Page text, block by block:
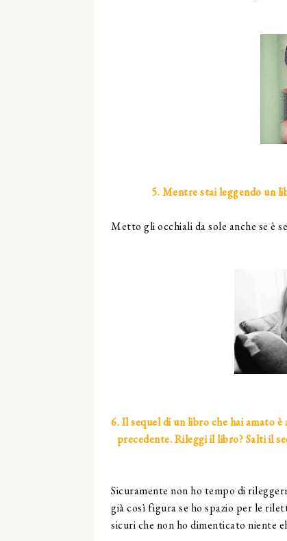
5. Mentre stai leggendo un
Metto gli occhiali da sole anche se è
6. Il sequel di un libro che hai amato
precedente. Rileggi il libro? Salti il
Sicuramente non ho tempo di
già così figura se ho spazio per le
sicuri che non ho dimenticato niente